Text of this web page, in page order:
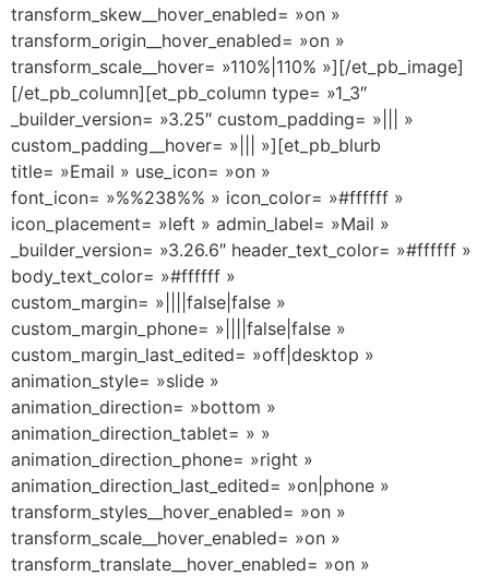
transform_skew__hover_enabled= »on »
transform_origin__hover_enabled= »on »
transform_scale__hover= »110%|110% »][/et_pb_image]
[/et_pb_column][et_pb_column type= »1_3″
_builder_version= »3.25″ custom_padding= »||| »
custom_padding__hover= »||| »][et_pb_blurb
title= »Email » use_icon= »on »
font_icon= »%%238%% » icon_color= »#ffffff »
icon_placement= »left » admin_label= »Mail »
_builder_version= »3.26.6″ header_text_color= »#ffffff »
body_text_color= »#ffffff »
custom_margin= »||||false|false »
custom_margin_phone= »||||false|false »
custom_margin_last_edited= »off|desktop »
animation_style= »slide »
animation_direction= »bottom »
animation_direction_tablet= » »
animation_direction_phone= »right »
animation_direction_last_edited= »on|phone »
transform_styles__hover_enabled= »on »
transform_scale__hover_enabled= »on »
transform_translate__hover_enabled= »on »